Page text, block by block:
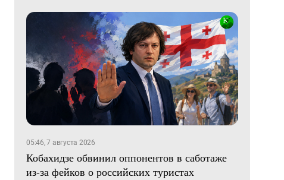
05:46, 7 августа 2026
Кобахидзе обвинил оппонентов в саботаже
из-за фейков о российских туристах